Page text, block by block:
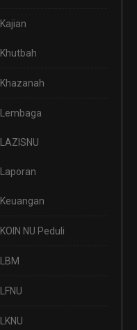
Kajian
Khutbah
Khazanah
Lembaga
LAZISNU
Laporan
Keuangan
KOIN NU Peduli
LBM
LFNU
LKNU